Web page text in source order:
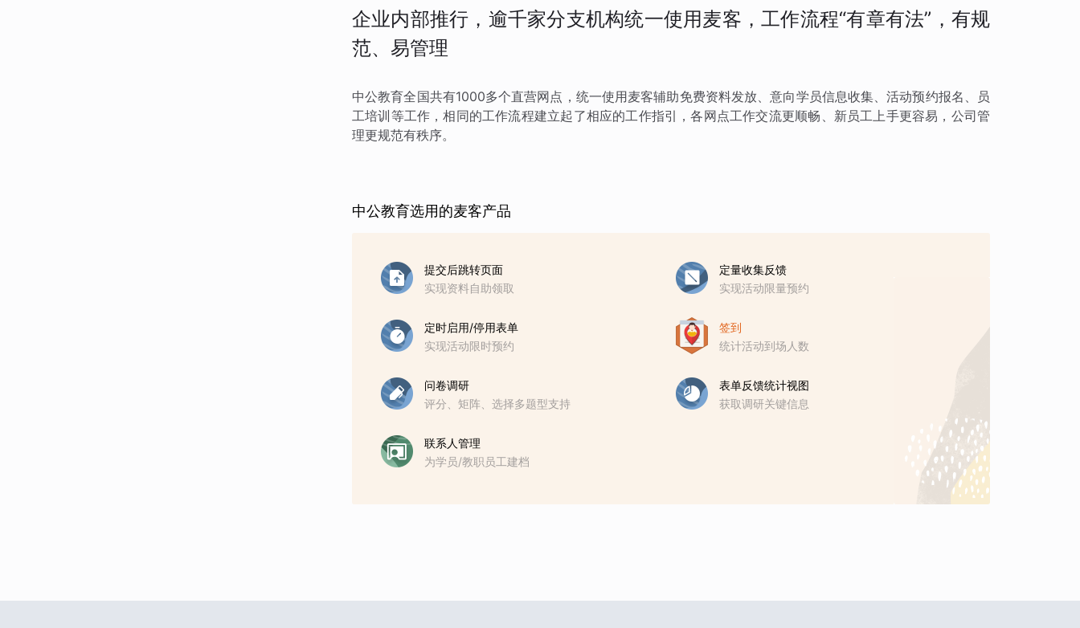
企业内部推行，逾千家分支机构统一使用麦客，工作流程“有章有法”，有规
范、易管理
中公教育全国共有1000多个直营网点，统一使用麦客辅助免费资料发放、意向学员信息收集、活动预约报名、员
工培训等工作，相同的工作流程建立起了相应的工作指引，各网点工作交流更顺畅、新员工上手更容易，公司管
理更规范有秩序。
中公教育选用的麦客产品
提交后跳转页面
实现资料自助领取
定量收集反馈
实现活动限量预约
定时启用/停用表单
实现活动限时预约
签到
统计活动到场人数
问卷调研
评分、矩阵、选择多题型支持
表单反馈统计视图
获取调研关键信息
联系人管理
为学员/教职员工建档